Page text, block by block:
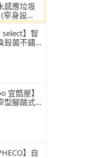
感應垃圾
身設計/
適用)
select】智
殺菌不鏽鋼
宜酷屋】
型腳踏式垃
】自